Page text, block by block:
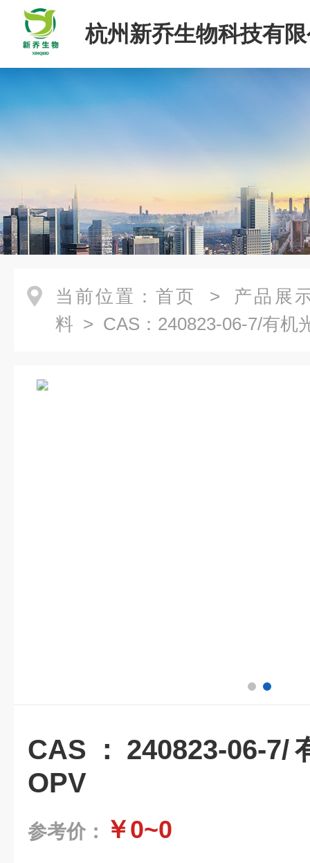
杭州新乔生物科技有
当前位置： 首页 > 产品展
料 > CAS：240823-06-7/有机
CAS：240823-06-
OPV
参考价： ￥0~0